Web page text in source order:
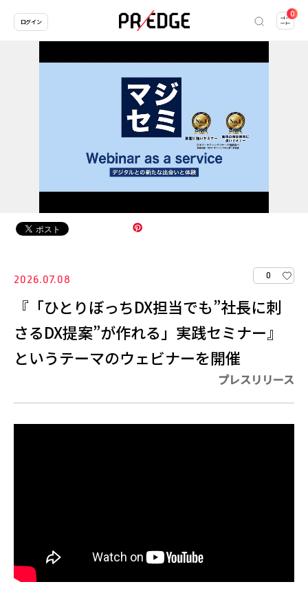
0
ログイン
2026.07.08 0
『「ひとりぼっちDX担当でも”社長に刺
さるDX提案”が作れる」実践セミナー』
というテーマのウェビナーを開催
プレスリリース